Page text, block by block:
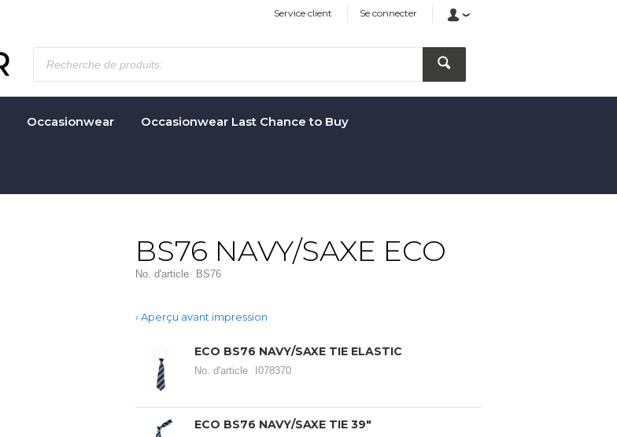
Service client Se connecter
Occasionwear Occasionwear Last Chance to Buy
BS76 NAVY/SAXE ECO
No. d'article BS76
Aperçu avant impression
ECO BS76 NAVY/SAXE TIE ELASTIC
No. d'article I078370
ECO BS76 NAVY/SAXE TIE 39"